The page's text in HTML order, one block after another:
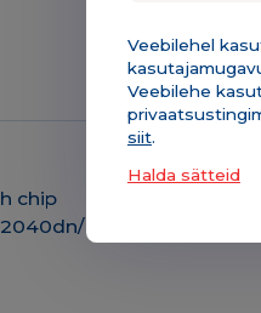
Veebilehel
Veebilehe
siit.
Halda sätteid
chip
M2540dn/